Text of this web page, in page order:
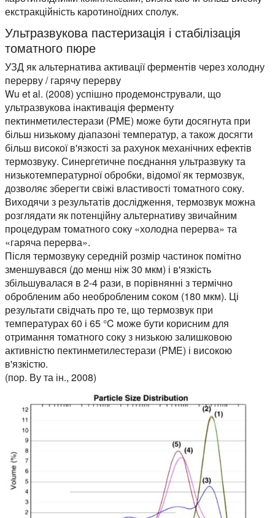
екстракційність каротиноїдних сполук.
Ультразвукова пастеризація і стабілізація
томатного пюре
УЗД як альтернатива активації ферментів через холодну
перерву / гарячу перерву
Wu et al. (2008) успішно продемонстрували, що
ультразвукова інактивація ферменту
пектинметилестерази (PME) може бути досягнута при
більш низькому діапазоні температур, а також досягти
більш високої в'язкості за рахунок механічних ефектів
термозвуку. Синергетичне поєднання ультразвуку та
низькотемпературної обробки, відомої як термозвук,
дозволяє зберегти свіжі властивості томатного соку.
Виходячи з результатів дослідження, термозвук можна
розглядати як потенційну альтернативу звичайним
процедурам томатного соку «холодна перерва» та
«гаряча перерва».
Після термозвуку середній розмір частинок помітно
зменшувався (до менш ніж 30 мкм) і в'язкість
збільшувалася в 2-4 рази, в порівнянні з термічно
обробленим або необробленим соком (180 мкм). Ці
результати свідчать про те, що термозвук при
температурах 60 і 65 °C може бути корисним для
отримання томатного соку з низькою залишковою
активністю пектинметилестерази (PME) і високою
в'язкістю.
(пор. Ву та ін., 2008)